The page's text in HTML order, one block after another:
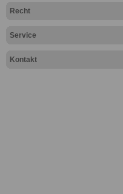
Recht
Service
Kontakt